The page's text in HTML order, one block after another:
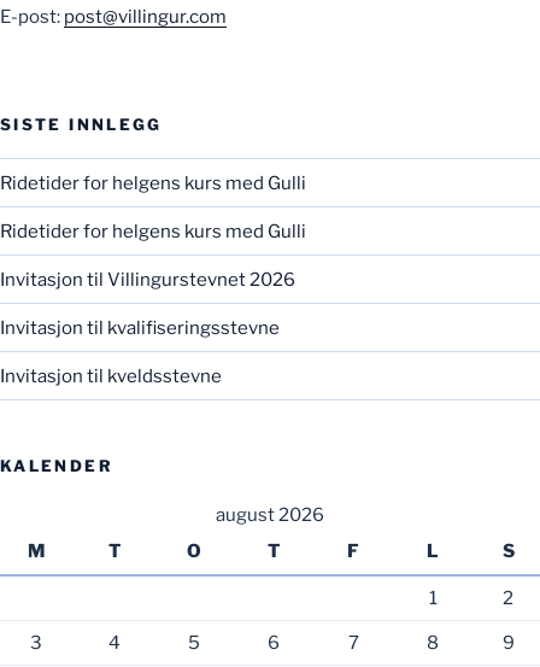
E-post: post@villingur.com
SISTE INNLEGG
Ridetider for helgens kurs med Gulli
Ridetider for helgens kurs med Gulli
Invitasjon til Villingurstevnet 2026
Invitasjon til kvalifiseringsstevne
Invitasjon til kveldsstevne
KALENDER
august 2026
M
T O T F L S
1 2
3 4 5 6 7 8 9